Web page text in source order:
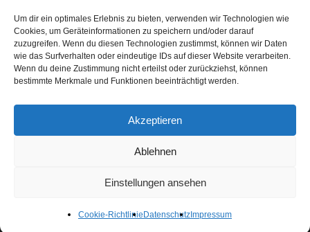
Um dir ein optimales Erlebnis zu bieten, verwenden wir Technologien wie
Cookies, um Geräteinformationen zu speichern und/oder darauf
zuzugreifen. Wenn du diesen Technologien zustimmst, können wir Daten
wie das Surfverhalten oder eindeutige IDs auf dieser Website verarbeiten.
Wenn du deine Zustimmung nicht erteilst oder zurückziehst, können
bestimmte Merkmale und Funktionen beeinträchtigt werden.
Akzeptieren
Ablehnen
Einstellungen ansehen
Cookie-Richtlinie Datenschutz Impressum
Impressum
Cookie-Richtlinie (EU)
© 2026 Tierreha-Becker | Daniela Becker -